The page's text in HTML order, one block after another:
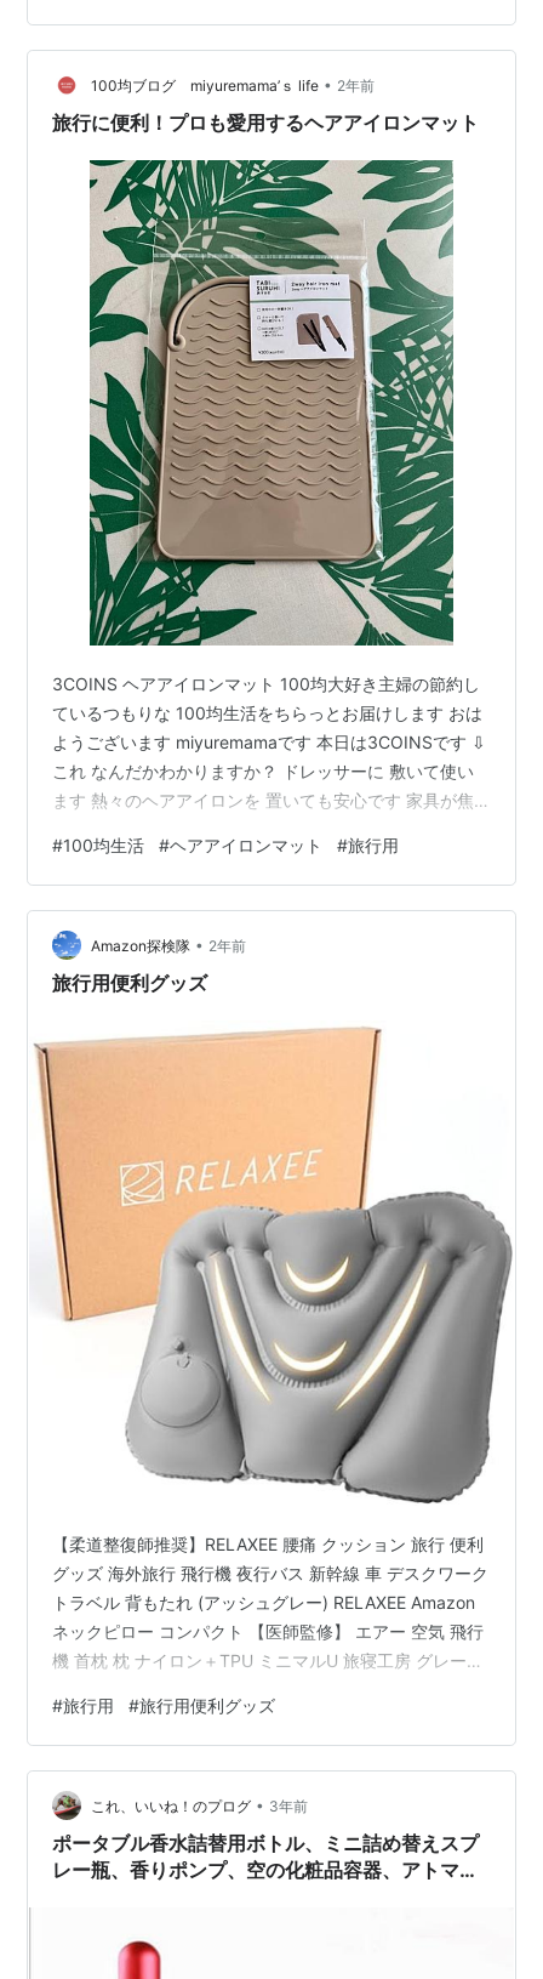
っていかない為に外出用のHDMIを購入 最後にそれらを
入れるケースの購入 感想 まずアダプターを最小限に こ
れであればコンセント部分からケーブルが伸びているの
で延長コード的な…
100均ブログ miyuremama’ｓ life • 2年前
旅行に便利！プロも愛用するヘアアイロンマット
3COINS ヘアアイロンマット 100均大好き主婦の節約し
ているつもりな 100均生活をちらっとお届けします おは
ようございます miyuremamaです 本日は3COINSです ⇩
これ なんだかわかりますか？ ドレッサーに 敷いて使い
ます 熱々のヘアアイロンを 置いても安心です 家具が焦
など持ち歩けます 旅行時の忙しい朝でも このようにくる
くるっと 巻き付けちゃえば 熱を遮断してくれるので 冷
めるのを待たなくても カバンの中に入れて チェックアウ
トも出来ちゃうんです プロも使っているのよ あたしがい
つも行く 美容院でもこれを敷いて 使…
#100均生活 #ヘアアイロンマット #旅行用
Amazon探検隊 • 2年前
旅行用便利グッズ
【柔道整復師推奨】RELAXEE 腰痛 クッション 旅行 便利
グッズ 海外旅行 飛行機 夜行バス 新幹線 車 デスクワーク
トラベル 背もたれ (アッシュグレー) RELAXEE Amazon
ネックピロー コンパクト 【医師監修】 エアー 空気 飛行
機 首枕 枕 ナイロン＋TPU ミニマルU 旅寝工房 グレー×
ハンガー 折りたたみ式 省スペース アーチ型 洗濯 物干し
ハンガー 収納便利 室内 出張 携帯用 スリムハンガー 4個
セット（8個ピンチ付き） LIKENNY Amazon Haojiaho
旅行に便利なコート留めベ…
#旅行用 #旅行用便利グッズ
これ、いいね！のプログ • 3年前
ポータブル香水詰替用ボトル、ミニ詰め替えスプ
レー瓶、香りポンプ、空の化粧品容器、アトマイ